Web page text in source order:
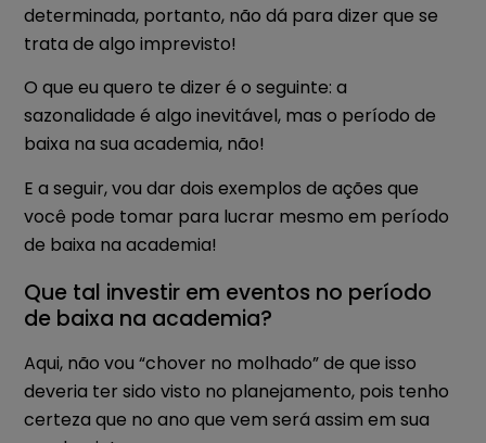
determinada, portanto, não dá para dizer que se
trata de algo imprevisto!
O que eu quero te dizer é o seguinte: a
sazonalidade é algo inevitável, mas o período de
baixa na sua academia, não!
E a seguir, vou dar dois exemplos de ações que
você pode tomar para lucrar mesmo em período
de baixa na academia!
Que tal investir em eventos no período
de baixa na academia?
Aqui, não vou “chover no molhado” de que isso
deveria ter sido visto no planejamento, pois tenho
certeza que no ano que vem será assim em sua